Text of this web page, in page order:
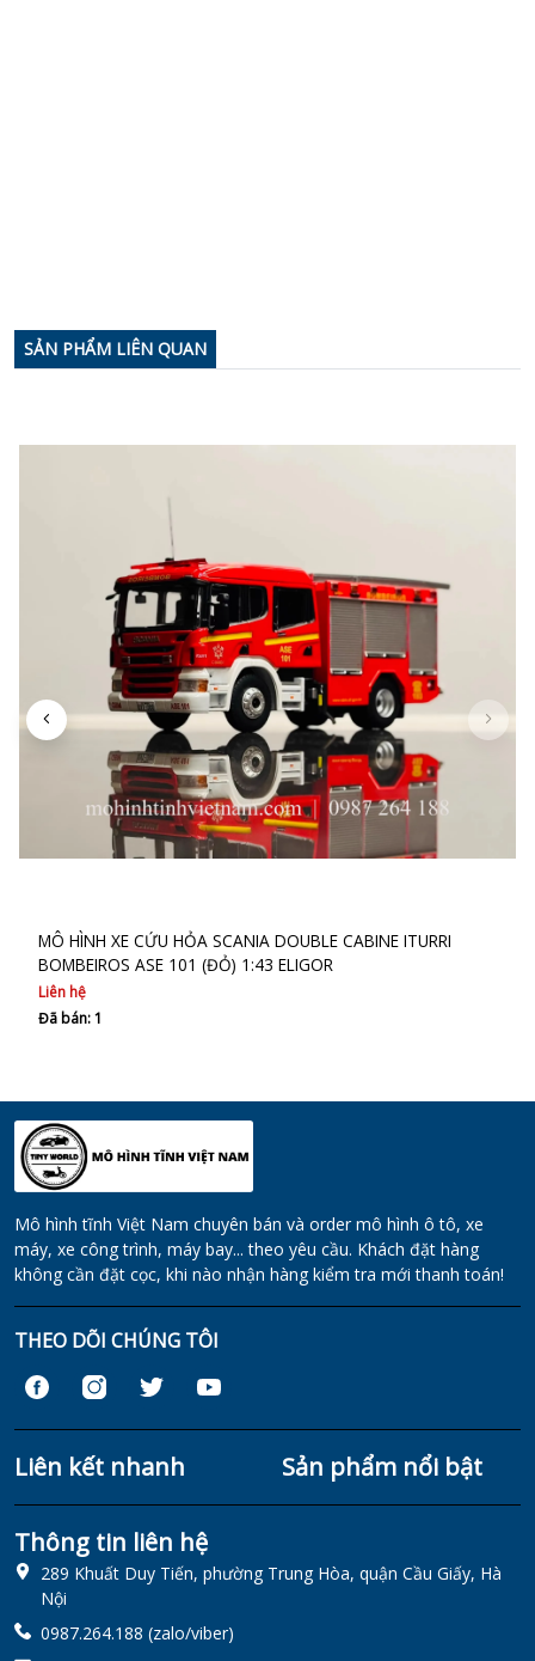
SẢN PHẨM LIÊN QUAN
MÔ HÌNH XE CỨU HỎA SCANIA DOUBLE CABINE ITURRI
BOMBEIROS ASE 101 (ĐỎ) 1:43 ELIGOR
Liên hệ
Đã bán: 1
Mô hình tĩnh Việt Nam chuyên bán và order mô hình ô tô, xe
máy, xe công trình, máy bay... theo yêu cầu. Khách đặt hàng
không cần đặt cọc, khi nào nhận hàng kiểm tra mới thanh toán!
THEO DÕI CHÚNG TÔI
Liên kết nhanh Sản phẩm nổi bật
Thông tin liên hệ
289 Khuất Duy Tiến, phường Trung Hòa, quận Cầu Giấy, Hà
Nội
0987.264.188 (zalo/viber)